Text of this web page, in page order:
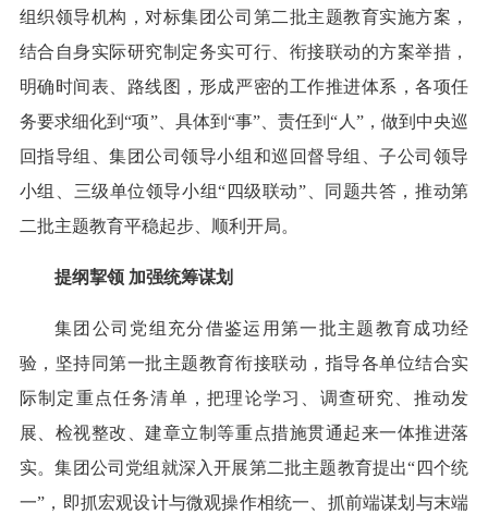
组织领导机构，对标集团公司第二批主题教育实施方案，
结合自身实际研究制定务实可行、衔接联动的方案举措，
明确时间表、路线图，形成严密的工作推进体系，各项任
务要求细化到“项”、具体到“事”、责任到“人”，做到中央巡
回指导组、集团公司领导小组和巡回督导组、子公司领导
小组、三级单位领导小组“四级联动”、同题共答，推动第
二批主题教育平稳起步、顺利开局。
提纲挈领 加强统筹谋划
集团公司党组充分借鉴运用第一批主题教育成功经
验，坚持同第一批主题教育衔接联动，指导各单位结合实
际制定重点任务清单，把理论学习、调查研究、推动发
展、检视整改、建章立制等重点措施贯通起来一体推进落
实。集团公司党组就深入开展第二批主题教育提出“四个统
一”，即抓宏观设计与微观操作相统一、抓前端谋划与末端